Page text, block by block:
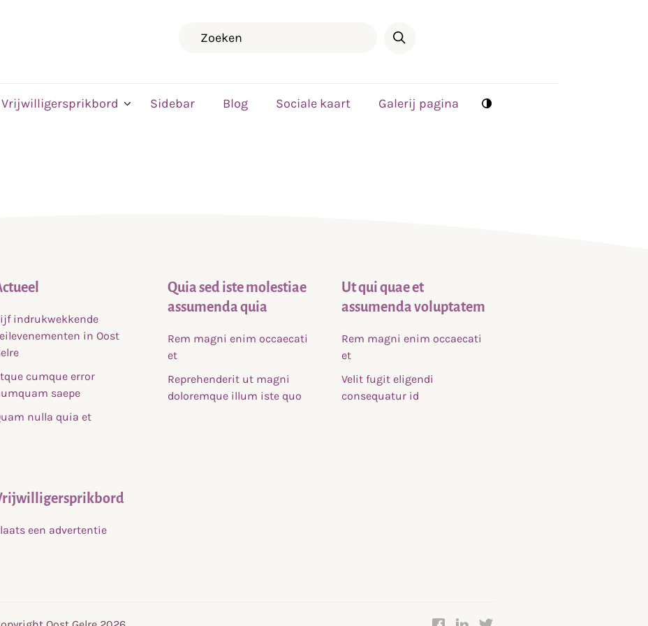
Vrijwilligersprikbord Sidebar Blog Sociale kaart Galerij pagina
indrukwekkende
in Oost
cumque error
saepe
nulla quia et
Quia sed iste molestiae
assumenda quia
Rem magni enim occaecati
et
Reprehenderit ut magni
doloremque illum iste quo
Ut qui quae et
assumenda voluptatem
Rem magni enim occaecati
et
Velit fugit eligendi
consequatur id
een advertentie